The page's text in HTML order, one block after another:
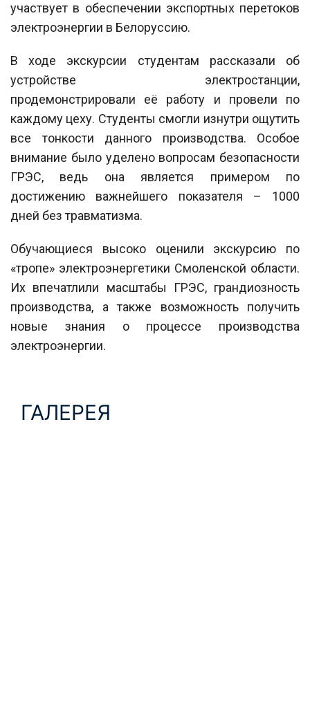
участвует в обеспечении экспортных перетоков
электроэнергии в Белоруссию.
В ходе экскурсии студентам рассказали об
устройстве электростанции,
продемонстрировали её работу и провели по
каждому цеху. Студенты смогли изнутри ощутить
все тонкости данного производства. Особое
внимание было уделено вопросам безопасности
ГРЭС, ведь она является примером по
достижению важнейшего показателя – 1000
дней без травматизма.
Обучающиеся высоко оценили экскурсию по
«тропе» электроэнергетики Смоленской области.
Их впечатлили масштабы ГРЭС, грандиозность
производства, а также возможность получить
новые знания о процессе производства
электроэнергии.
ГАЛЕРЕЯ